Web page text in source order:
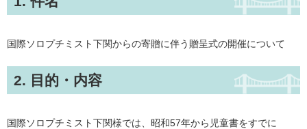
国際ソロプチミスト下関からの寄贈に伴う贈呈式の開催について
2. 目的・内容
国際ソロプチミスト下関様では、昭和57年から児童書をすでに